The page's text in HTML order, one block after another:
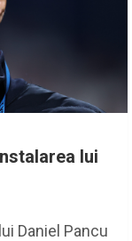
lui
Daniel Pancu